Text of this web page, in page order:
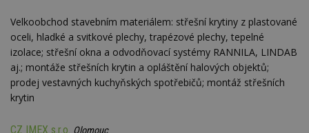
Velkoobchod stavebním materiálem: střešní krytiny z plastované
oceli, hladké a svitkové plechy, trapézové plechy, tepelné
izolace; střešní okna a odvodňovací systémy RANNILA, LINDAB
aj.; montáže střešních krytin a opláštění halových objektů;
prodej vestavných kuchyňských spotřebičů; montáž střešních
krytin
CZ IMEX s.r.o. Olomouc